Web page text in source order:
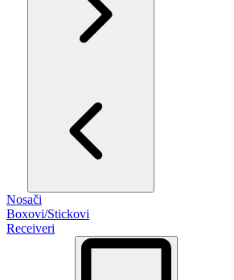
Nosači
Boxovi/Stickovi
Receiveri